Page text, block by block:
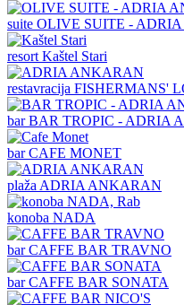
suite OLIVE SUITE -
resort Kaštel Stari
restavracija FISHERMANS'
barBAR TROPIC - ADRIA
barCAFE MONET
plaža ADRIA ANKARAN
konoba NADA
barCAFFE BAR TRAVNO
barCAFFE BAR SONATA